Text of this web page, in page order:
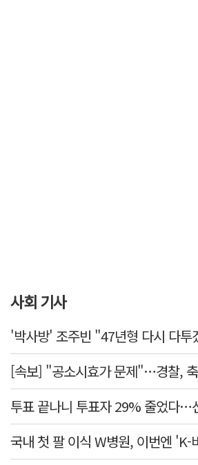
사회 기사
국내 첫 팔 이식 W병원, 이번엔 'K-